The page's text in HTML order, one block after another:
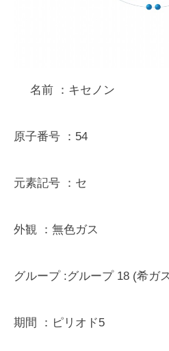
名前 ：キセノン
原子番号 ：54
元素記号 ：セ
外観 ：無色ガス
グループ:グループ 18 (希ガ
期間 ：ピリオド5